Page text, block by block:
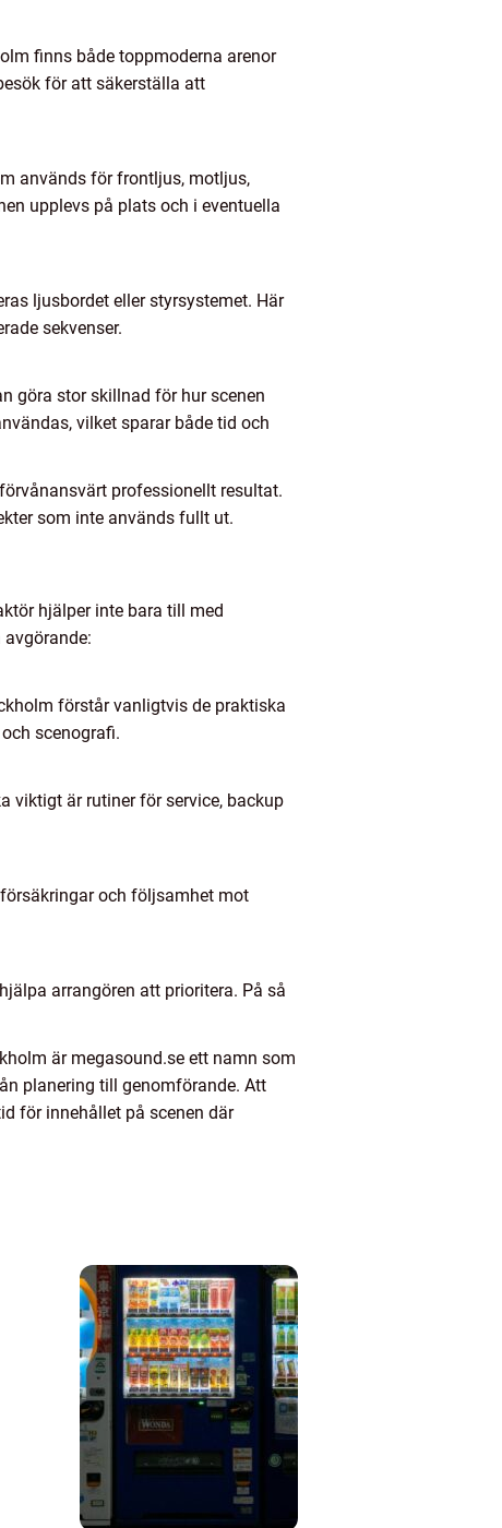
finns både toppmoderna arenor
för att säkerställa att
används för frontljus, motljus,
upplevs på plats och i eventuella
ljusbordet eller styrsystemet. Här
sekvenser.
göra stor skillnad för hur scenen
vilket sparar både tid och
professionellt resultat.
som inte används fullt ut.
hjälper inte bara till med
förstår vanligtvis de praktiska
scenografi.
viktigt är rutiner för service, backup
och följsamhet mot
arrangören att prioritera. På så
är megasound.se ett namn som
planering till genomförande. Att
för innehållet på scenen där